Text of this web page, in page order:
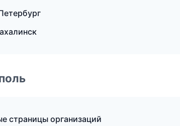
страницы организаций